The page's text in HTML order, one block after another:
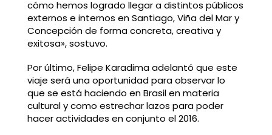
cómo hemos logrado llegar a distintos públicos
externos e internos en Santiago, Viña del Mar y
Concepción de forma concreta, creativa y
exitosa», sostuvo.
Por último, Felipe Karadima adelantó que este
viaje será una oportunidad para observar lo
que se está haciendo en Brasil en materia
cultural y como estrechar lazos para poder
hacer actividades en conjunto el 2016.